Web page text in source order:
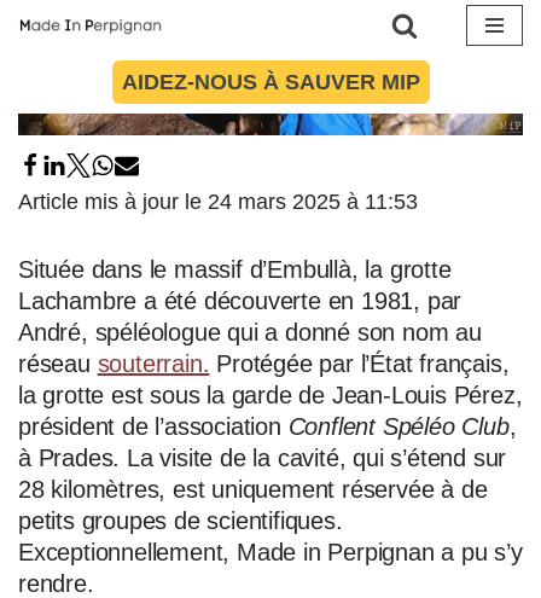
contenu
AIDEZ-NOUS À SAUVER MIP
Article mis à jour le 24 mars 2025 à 11:53
Située dans le massif d’Embullà, la grotte
Lachambre a été découverte en 1981, par
André, spéléologue qui a donné son nom au
réseau souterrain. Protégée par l’État français,
la grotte est sous la garde de Jean-Louis Pérez,
président de l’association Conflent Spéléo Club,
à Prades. La visite de la cavité, qui s’étend sur
28 kilomètres, est uniquement réservée à de
petits groupes de scientifiques.
Exceptionnellement, Made in Perpignan a pu s’y
rendre.